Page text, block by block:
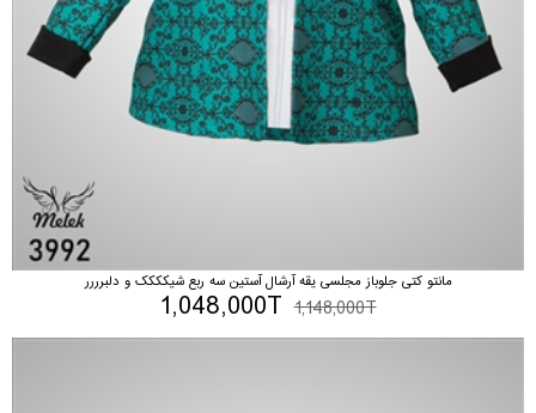
مانتو کتی جلوباز مجلسی یقه آرشال آستین سه ربع شیکککک و دلبرررر
1,148,000T
1,048,000T